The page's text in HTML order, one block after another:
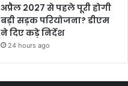
अप्रैल 2027 से पहले पूरी होगी
बड़ी सड़क परियोजना? डीएम
ने दिए कड़े निर्देश
24 hours ago